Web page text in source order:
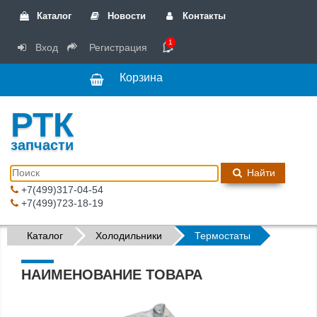
Каталог Новости Контакты
Вход Регистрация 1
Корзина
РТК
запчасти
Найти
+7(499)317-04-54
+7(499)723-18-19
Каталог Холодильники Термостаты
НАИМЕНОВАНИЕ ТОВАРА